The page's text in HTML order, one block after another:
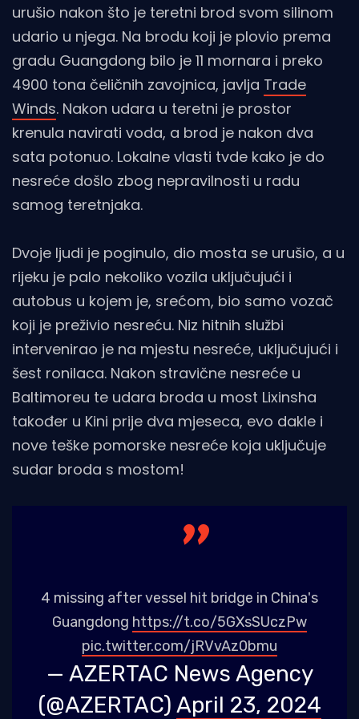
urušio nakon što je teretni brod svom silinom
udario u njega. Na brodu koji je plovio prema
gradu Guangdong bilo je 11 mornara i preko
4900 tona čeličnih zavojnica, javlja Trade
Winds. Nakon udara u teretni je prostor
krenula navirati voda, a brod je nakon dva
sata potonuo. Lokalne vlasti tvde kako je do
nesreće došlo zbog nepravilnosti u radu
samog teretnjaka.
Dvoje ljudi je poginulo, dio mosta se urušio, a u
rijeku je palo nekoliko vozila uključujući i
autobus u kojem je, srećom, bio samo vozač
koji je preživio nesreću. Niz hitnih službi
intervenirao je na mjestu nesreće, uključujući i
šest ronilaca. Nakon stravične nesreće u
Baltimoreu te udara broda u most Lixinsha
također u Kini prije dva mjeseca, evo dakle i
nove teške pomorske nesreće koja uključuje
sudar broda s mostom!
4 missing after vessel hit bridge in China's
Guangdong https://t.co/5GXsSUczPw
pic.twitter.com/jRVvAz0bmu
— AZERTAC News Agency
(@AZERTAC) April 23, 2024